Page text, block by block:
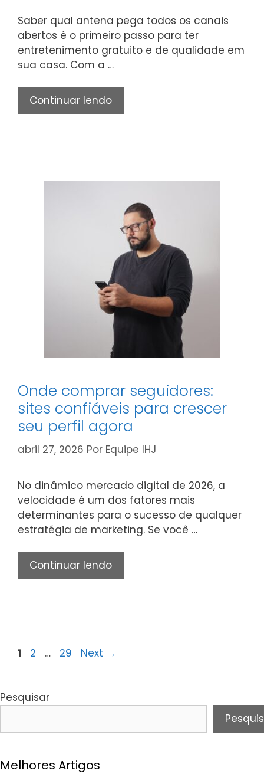
Saber qual antena pega todos os canais
abertos é o primeiro passo para ter
entretenimento gratuito e de qualidade em
sua casa. Com a …
Continuar lendoQual
antena
Onde comprar seguidores:
sites confiáveis para crescer
seu perfil agora
abril 27, 2026 Por Equipe IHJ
No dinâmico mercado digital de 2026, a
velocidade é um dos fatores mais
determinantes para o sucesso de qualquer
estratégia de marketing. Se você …
Continuar lendoOnde
comprar
crescer
Page
1 Page
2 … Page
29 Next →
Pesquisar
Melhores Artigos